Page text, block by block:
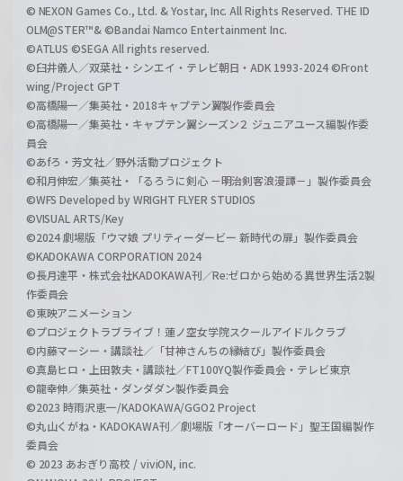
© NEXON Games Co., Ltd. & Yostar, Inc. All Rights Reserved. THE ID
OLM@STER™& ©Bandai Namco Entertainment Inc.
©ATLUS ©SEGA All rights reserved.
©臼井儀人／双葉社・シンエイ・テレビ朝日・ADK 1993-2024 ©Front
wing/Project GPT
©高橋陽一／集英社・2018キャプテン翼製作委員会
©高橋陽一／集英社・キャプテン翼シーズン２ ジュニアユース編製作委
員会
©あfろ・芳文社／野外活動プロジェクト
©和月伸宏／集英社・「るろうに剣心 －明治剣客浪漫譚－」製作委員会
©WFS Developed by WRIGHT FLYER STUDIOS
©VISUAL ARTS/Key
©2024 劇場版「ウマ娘 プリティーダービー 新時代の扉」製作委員会
©KADOKAWA CORPORATION 2024
©長月達平・株式会社KADOKAWA刊／Re:ゼロから始める異世界生活2製
作委員会
©東映アニメーション
©プロジェクトラブライブ！蓮ノ空女学院スクールアイドルクラブ
©内藤マーシー・講談社／「甘神さんちの縁結び」製作委員会
©真島ヒロ・上田敦夫・講談社／FT100YQ製作委員会・テレビ東京
©龍幸伸／集英社・ダンダダン製作委員会
©2023 時雨沢恵一/KADOKAWA/GGO2 Project
©丸山くがね・KADOKAWA刊／劇場版「オーバーロード」聖王国編製作
委員会
© 2023 あおぎり高校 / viviON, inc.